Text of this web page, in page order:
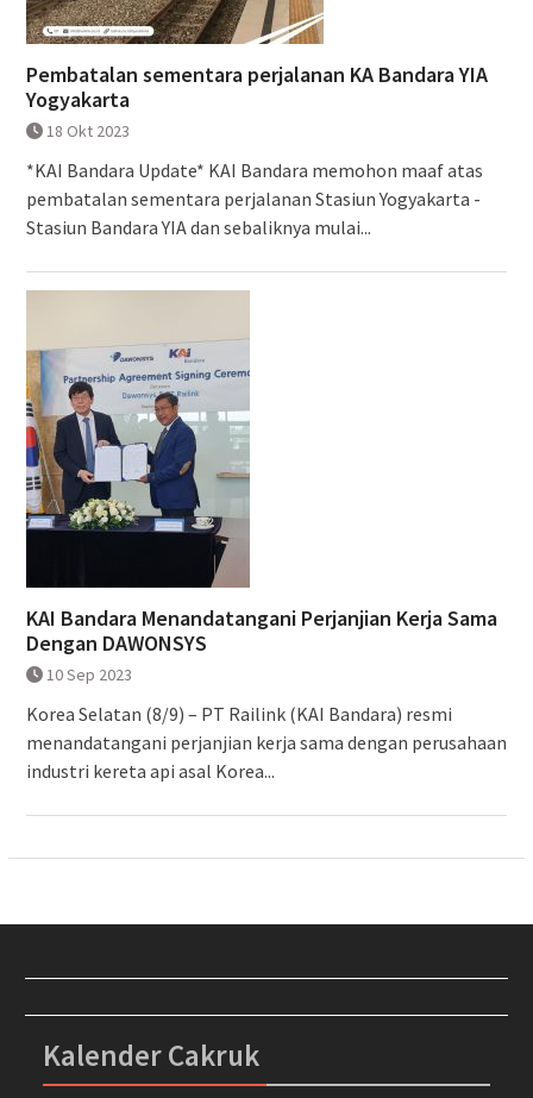
Pembatalan sementara perjalanan KA Bandara YIA
Yogyakarta
18 Okt 2023
*KAI Bandara Update* KAI Bandara memohon maaf atas
pembatalan sementara perjalanan Stasiun Yogyakarta -
Stasiun Bandara YIA dan sebaliknya mulai...
KAI Bandara Menandatangani Perjanjian Kerja Sama
Dengan DAWONSYS
10 Sep 2023
Korea Selatan (8/9) – PT Railink (KAI Bandara) resmi
menandatangani perjanjian kerja sama dengan perusahaan
industri kereta api asal Korea...
Kalender Cakruk